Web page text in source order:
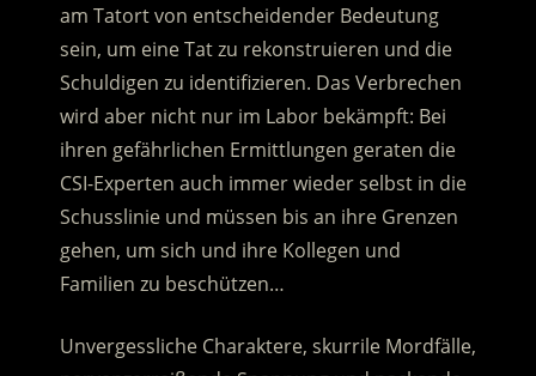
am Tatort von entscheidender Bedeutung
sein, um eine Tat zu rekonstruieren und die
Schuldigen zu identifizieren. Das Verbrechen
wird aber nicht nur im Labor bekämpft: Bei
ihren gefährlichen Ermittlungen geraten die
CSI-Experten auch immer wieder selbst in die
Schusslinie und müssen bis an ihre Grenzen
gehen, um sich und ihre Kollegen und
Familien zu beschützen…
Unvergessliche Charaktere, skurrile Mordfälle,